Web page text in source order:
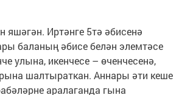
яшәгән. Иртәнге 5тә әбисенә
баланың әбисе белән элемтәсе
улына, икенчесе – өченчесенә,
шалтыраткан. Аннары әти кеше
аралаганда гына